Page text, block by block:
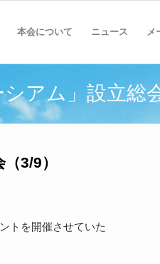
本会について ニュース メ
アム」設立総
3/9）
トを開催させていた